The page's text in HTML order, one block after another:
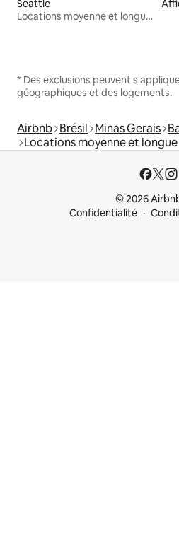
Seattle
Locations moyenne et longue durée
* Des exclusions peuvent
géographiques et des logements.
Airbnb Brésil Minas Gerais
Locations moyenne et
© 2026
Confidentialité